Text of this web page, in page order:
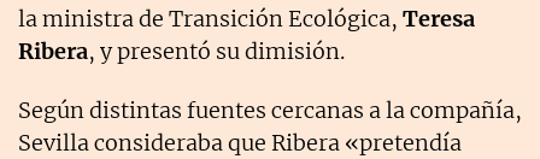
la ministra de Transición Ecológica, Teresa
Ribera, y presentó su dimisión.
Según distintas fuentes cercanas a la compañía,
Sevilla consideraba que Ribera «pretendía